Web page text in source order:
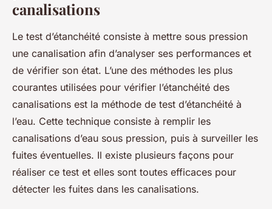
canalisations
Le test d’étanchéité consiste à mettre sous pression
une canalisation afin d’analyser ses performances et
de vérifier son état. L’une des méthodes les plus
courantes utilisées pour vérifier l’étanchéité des
canalisations est la méthode de test d’étanchéité à
l’eau. Cette technique consiste à remplir les
canalisations d’eau sous pression, puis à surveiller les
fuites éventuelles. Il existe plusieurs façons pour
réaliser ce test et elles sont toutes efficaces pour
détecter les fuites dans les canalisations.